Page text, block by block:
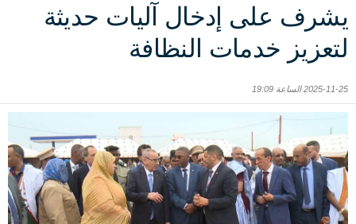
يشرف على إدخال آليات حديثة
لتعزيز خدمات النظافة
2025-11-25 الساعة 19:09